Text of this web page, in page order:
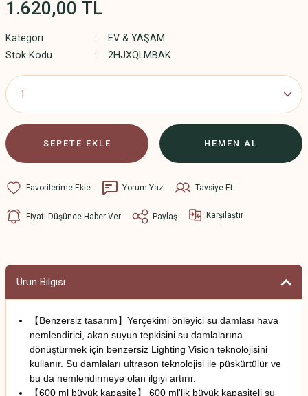
1.620,00 TL
Kategori
EV & YAŞAM
Stok Kodu
2HJXQLMBAK
SEPETE EKLE HEMEN AL
Yorum Yaz Tavsiye Et
Fiyatı Düşünce Haber Ver Paylaş Karşılaştır
Ürün Bilgisi
【Benzersiz tasarım】Yerçekimi önleyici su damlası hava
nemlendirici, akan suyun tepkisini su damlalarına
dönüştürmek için benzersiz Lighting Vision teknolojisini
kullanır. Su damlaları ultrason teknolojisi ile püskürtülür ve
bu da nemlendirmeye olan ilgiyi artırır.
【600 ml büyük kapasite】 600 ml'lik büyük kapasiteli su